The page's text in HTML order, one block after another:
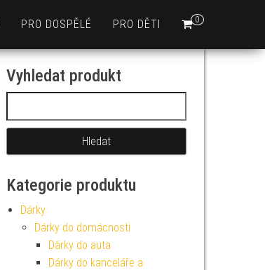
0
PRO DOSPĚLÉ PRO DĚTI
Vyhledat produkt
Kategorie produktu
Dárky
Dárky do domácnosti
Dárky do auta
Dárky do kanceláře a